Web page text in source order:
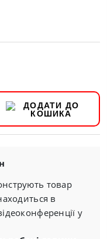
товар
в
у